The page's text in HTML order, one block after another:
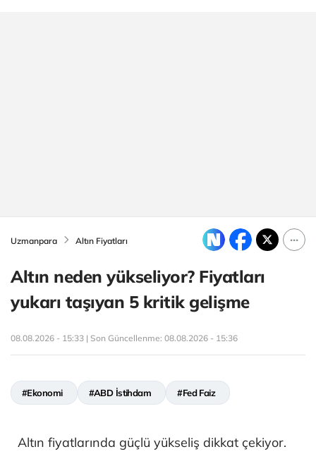
Uzmanpara Altın Fiyatları
Altın neden yükseliyor? Fiyatları
yukarı taşıyan 5 kritik gelişme
08.08.2026 - 15:33 | Son Güncellenme: 08.08.2026 - 15:36
#Ekonomi #ABD İstihdam #Fed Faiz
Altın fiyatlarında güçlü yükseliş dikkat çekiyor.